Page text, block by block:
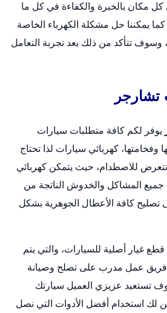
مكان بالخبرة والكفاءة في كل ما
يمكننا حل مشكلة الكهرباء الخاصة
وسوف تتأكد من ذلك بعد تجربة التعامل
تشارجر
يوفر لكم كافة متطلبات سيارات
وفخامتها، كهربائي سيارات لذا تحتاج
للاصطدام، حيث يتمكن كهربائي
المشاكل والخدوش الناتجة من
تصليح كافة الأعطال الجوهرية بشكل
قطع غيار أصلية للسيارات، والتي يتم
فريق عمل مدرب على تصلح وصيانة
تستعيد عزيزي العميل سيارتك
لك استخدام أفضل الأدوات التي نصل